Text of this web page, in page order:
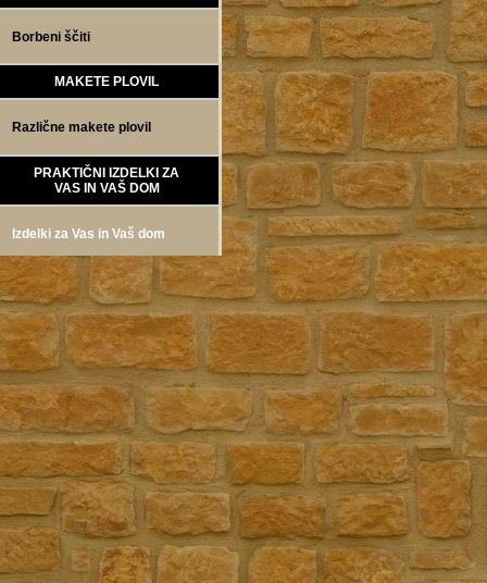
Borbeni ščiti
MAKETE PLOVIL
Različne makete plovil
PRAKTIČNI IZDELKI ZA
VAS IN VAŠ DOM
Izdelki za Vas in Vaš dom